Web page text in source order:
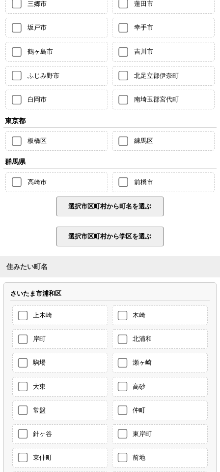
三郷市 蓮田市
坂戸市 幸手市
鶴ヶ島市 吉川市
ふじみ野市 北足立郡伊奈町
白岡市 南埼玉郡宮代町
東京都
板橋区 練馬区
群馬県
高崎市 前橋市
住みたい町名
さいたま市浦和区
上木崎 木崎
岸町 北浦和
駒場 瀬ヶ崎
大東 高砂
常盤 仲町
針ヶ谷 東岸町
東仲町 前地